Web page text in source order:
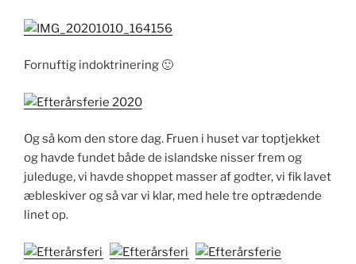
Fornuftig indoktrinering 🙂
Og så kom den store dag. Fruen i huset var toptjekket
og havde fundet både de islandske nisser frem og
juleduge, vi havde shoppet masser af godter, vi fik lavet
æbleskiver og så var vi klar, med hele tre optrædende
linet op.